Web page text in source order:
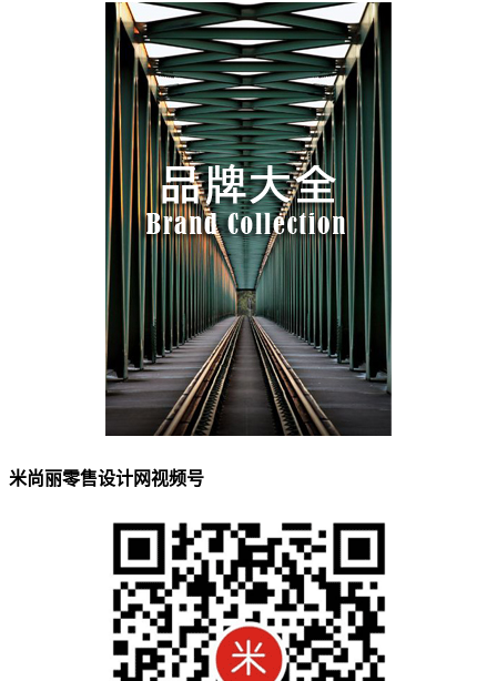
米尚丽零售设计网视频号